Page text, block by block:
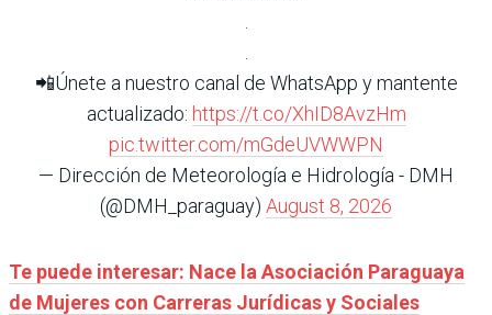
📲Únete a nuestro canal de WhatsApp y mantente
actualizado: https://t.co/XhID8AvzHm
pic.twitter.com/mGdeUVWWPN
— Dirección de Meteorología e Hidrología - DMH
(@DMH_paraguay) August 8, 2026
Te puede interesar: Nace la Asociación Paraguaya
de Mujeres con Carreras Jurídicas y Sociales